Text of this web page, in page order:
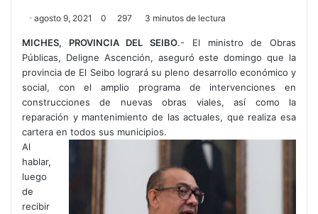
agosto 9, 2021 0 297 3 minutos de lectura
MICHES, PROVINCIA DEL SEIBO.- El ministro de Obras
Públicas, Deligne Ascención, aseguró este domingo que la
provincia de El Seibo logrará su pleno desarrollo económico y
social, con el amplio programa de intervenciones en
construcciones de nuevas obras viales, así como la
reparación y mantenimiento de las actuales, que realiza esa
cartera en todos sus municipios.
Al
hablar,
luego
de
recibir